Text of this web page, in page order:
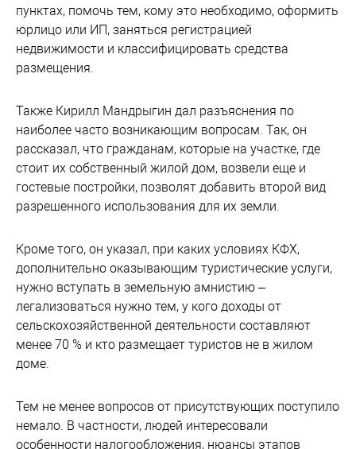
пунктах, помочь тем, кому это необходимо, оформить
юрлицо или ИП, заняться регистрацией
недвижимости и классифицировать средства
размещения.
Также Кирилл Мандрыгин дал разъяснения по
наиболее часто возникающим вопросам. Так, он
рассказал, что гражданам, которые на участке, где
стоит их собственный жилой дом, возвели еще и
гостевые постройки, позволят добавить второй вид
разрешенного использования для их земли.
Кроме того, он указал, при каких условиях КФХ,
дополнительно оказывающим туристические услуги,
нужно вступать в земельную амнистию –
легализоваться нужно тем, у кого доходы от
сельскохозяйственной деятельности составляют
менее 70 % и кто размещает туристов не в жилом
доме.
Тем не менее вопросов от присутствующих поступило
немало. В частности, людей интересовали
особенности налогообложения, нюансы этапов